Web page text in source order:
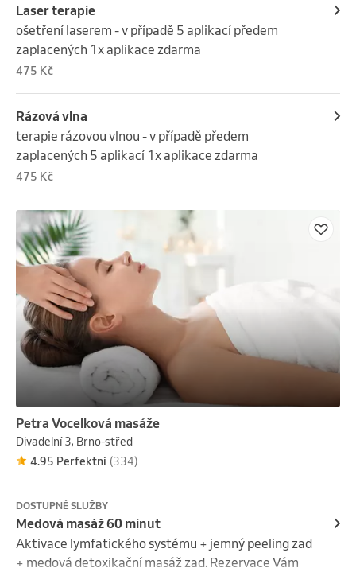
Laser terapie
ošetření laserem - v případě 5 aplikací předem
zaplacených 1x aplikace zdarma
475 Kč
Rázová vlna
terapie rázovou vlnou - v případě předem
zaplacených 5 aplikací 1x aplikace zdarma
475 Kč
Petra Vocelková masáže
Divadelní 3, Brno-střed
4.95 Perfektní (334)
DOSTUPNÉ SLUŽBY
Medová masáž 60 minut
Aktivace lymfatického systému + jemný peeling zad
+ medová detoxikační masáž zad. Rezervace Vám